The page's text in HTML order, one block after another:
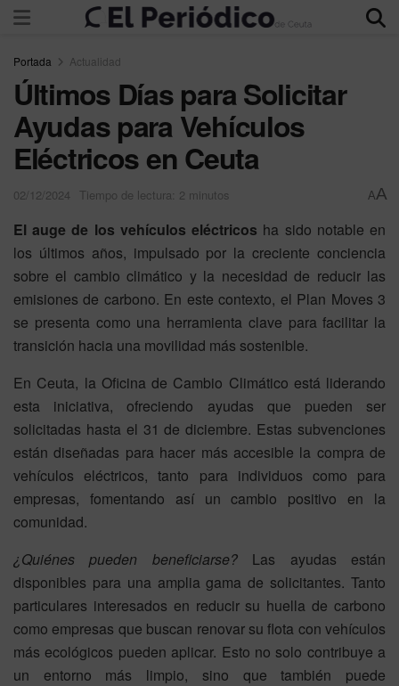
Portada Actualidad
Últimos Días para Solicitar
Ayudas para Vehículos
Eléctricos en Ceuta
02/12/2024 Tiempo de lectura: 2 minutos AA
El auge de los vehículos eléctricos ha sido notable en
los últimos años, impulsado por la creciente conciencia
sobre el cambio climático y la necesidad de reducir las
emisiones de carbono. En este contexto, el Plan Moves 3
se presenta como una herramienta clave para facilitar la
transición hacia una movilidad más sostenible.
En Ceuta, la Oficina de Cambio Climático está liderando
esta iniciativa, ofreciendo ayudas que pueden ser
solicitadas hasta el 31 de diciembre. Estas subvenciones
están diseñadas para hacer más accesible la compra de
vehículos eléctricos, tanto para individuos como para
empresas, fomentando así un cambio positivo en la
comunidad.
¿Quiénes pueden beneficiarse?Las ayudas están
disponibles para una amplia gama de solicitantes. Tanto
particulares interesados en reducir su huella de carbono
como empresas que buscan renovar su flota con vehículos
más ecológicos pueden aplicar. Esto no solo contribuye a
un entorno más limpio, sino que también puede